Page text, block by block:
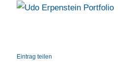
Eintrag teilen